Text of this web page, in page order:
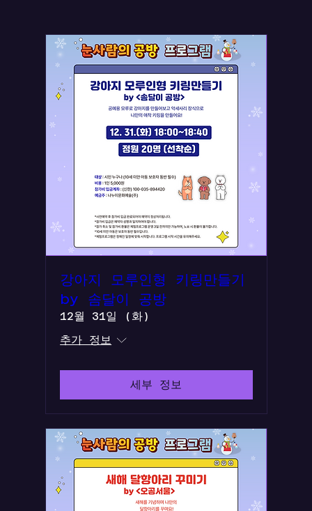
강아지 모루인형 키링만들기
by 솜달이 공방
12월 31일 (화)
추가 정보
세부 정보